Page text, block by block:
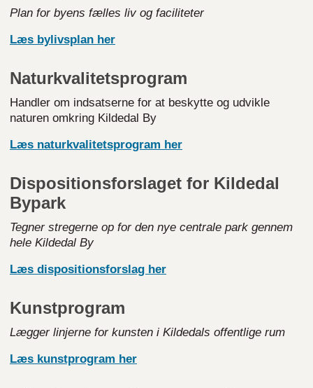
Plan for byens fælles liv og faciliteter
Læs bylivsplan her
Naturkvalitetsprogram
Handler om indsatserne for at beskytte og udvikle
naturen omkring Kildedal By
Læs naturkvalitetsprogram her
Dispositionsforslaget for Kildedal
Bypark
Tegner stregerne op for den nye centrale park gennem
hele Kildedal By
Læs dispositionsforslag her
Kunstprogram
Lægger linjerne for kunsten i Kildedals offentlige rum
Læs kunstprogram her